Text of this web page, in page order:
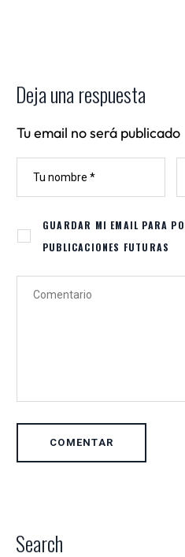
Deja una respuesta
Tu email no será publicado
GUARDAR MI EMAIL PARA
PUBLICACIONES FUTURAS
Search